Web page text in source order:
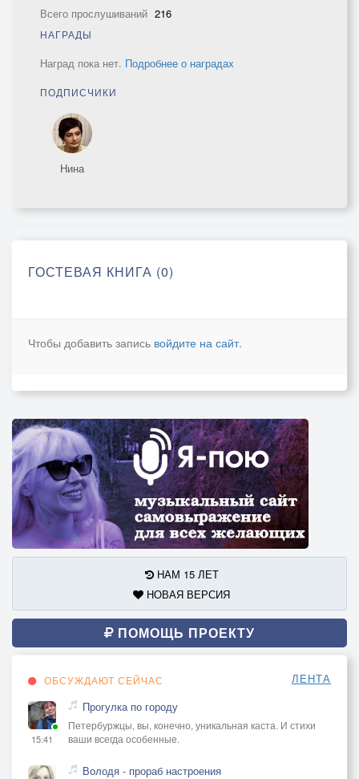
Всего прослушиваний 216
НАГРАДЫ
Наград пока нет. Подробнее о наградах
ПОДПИСЧИКИ
Нина
ГОСТЕВАЯ КНИГА (0)
Чтобы добавить запись войдите на сайт.
НАМ 15 ЛЕТ
НОВАЯ ВЕРСИЯ
ПОМОЩЬ ПРОЕКТУ
ОБСУЖДАЮТ СЕЙЧАС ЛЕНТА
15:41
Прогулка по городу
Петербуржцы, вы, конечно, уникальная каста. И стихи
ваши всегда особенные.
Володя - прораб настроения